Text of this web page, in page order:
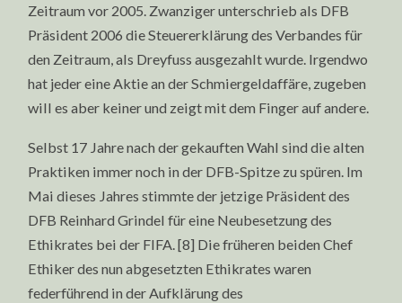
Zeitraum vor 2005. Zwanziger unterschrieb als DFB
Präsident 2006 die Steuererklärung des Verbandes für
den Zeitraum, als Dreyfuss ausgezahlt wurde. Irgendwo
hat jeder eine Aktie an der Schmiergeldaffäre, zugeben
will es aber keiner und zeigt mit dem Finger auf andere.
Selbst 17 Jahre nach der gekauften Wahl sind die alten
Praktiken immer noch in der DFB-Spitze zu spüren. Im
Mai dieses Jahres stimmte der jetzige Präsident des
DFB Reinhard Grindel für eine Neubesetzung des
Ethikrates bei der FIFA. [8] Die früheren beiden Chef
Ethiker des nun abgesetzten Ethikrates waren
federführend in der Aufklärung des